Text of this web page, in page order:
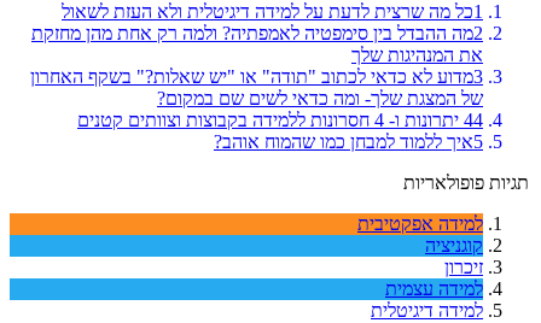
1כל מה שרצית לדעת על למידה דיגיטלית ולא העזת לשאול
2מה ההבדל בין סימפטיה לאמפתיה? ולמה רק אחת מהן מחזקת
את המנהיגות שלך
3מדוע לא כדאי לכתוב "תודה" או "יש שאלות?" בשקף האחרון
של המצגת שלך- ומה כדאי לשים שם במקום?
44 יתרונות ו- 4 חסרונות ללמידה בקבוצות וצוותים קטנים
5איך ללמוד למבחן כמו שהמוח אוהב?
תגיות פופולאריות
למידה אפקטיבית
קוגניציה
זיכרון
למידה עצמית
למידה דיגיטלית